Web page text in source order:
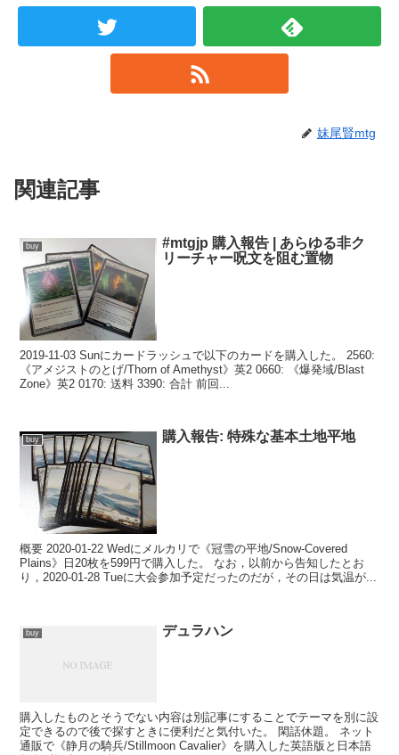
妹尾賢mtg
関連記事
buy
#mtgjp 購入報告 | あらゆる非ク
リーチャー呪文を阻む置物
2019-11-03 Sunにカードラッシュで以下のカードを購入した。 2560:
《アメジストのとげ/Thorn of Amethyst》英2 0660: 《爆発域/Blast
Zone》英2 0170: 送料 3390: 合計 前回...
buy 購入報告: 特殊な基本土地平地
概要 2020-01-22 Wedにメルカリで《冠雪の平地/Snow-Covered
Plains》日20枚を599円で購入した。 なお，以前から告知したとお
り，2020-01-28 Tueに大会参加予定だったのだが，その日は気温が...
buy デュラハン
購入したものとそうでない内容は別記事にすることでテーマを別に設
定できるので後で探すときに便利だと気付いた。 閑話休題。 ネット
通販で《静月の騎兵/Stillmoon Cavalier》を購入した英語版と日本語